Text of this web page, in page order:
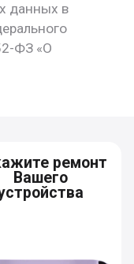
данных в
ФЗ «О
ремонт
Вашего